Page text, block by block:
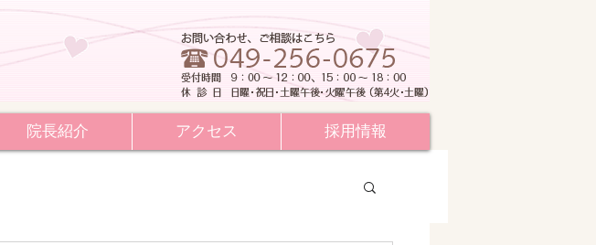
院長紹介 アクセス 採用情報